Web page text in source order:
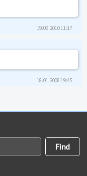
19.09.2010 11:17
18.01.2008 19:45